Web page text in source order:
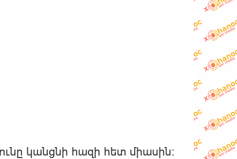
կանցնի հազի հետ միասին: